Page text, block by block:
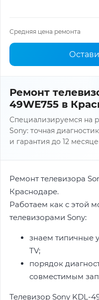
Средняя цена ремонта
Ремонт
49WE755 в
Специализируемся на
Sony: точная
и гарантия до 12
Ремонт телевизора
Краснодаре.
Работаем как с этой
телевизорами Sony:
знаем типичные
TV;
порядок
совместимым
Телевизор Sony KDL-